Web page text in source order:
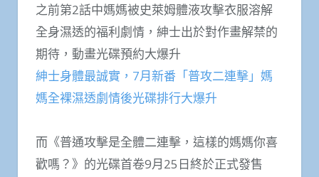
之前第2話中媽媽被史萊姆體液攻擊衣服溶解
全身濕透的福利劇情，紳士出於對作畫解禁的
期待，動畫光碟預約大爆升
紳士身體最誠實，7月新番「普攻二連擊」媽
媽全裸濕透劇情後光碟排行大爆升
而《普通攻擊是全體二連擊，這樣的媽媽你喜
歡嗎？》的光碟首卷9月25日終於正式發售